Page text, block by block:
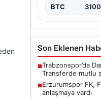
BTC
Son Eklenen
■Trabzonspor’da
Transferde mutlu
■Erzurumspor FK,
anlaşmaya vardı